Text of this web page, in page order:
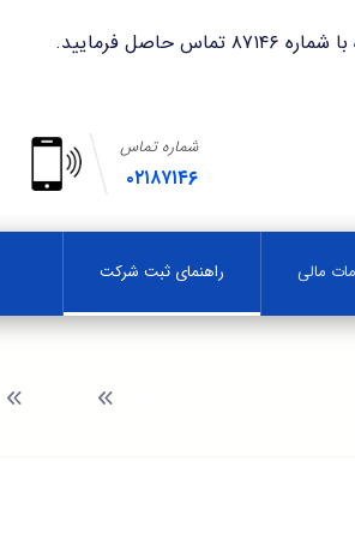
فرمایید.
شماره تماس
۰۲۱۸۷۱۴۶
مالی راهنمای ثبت شرکت